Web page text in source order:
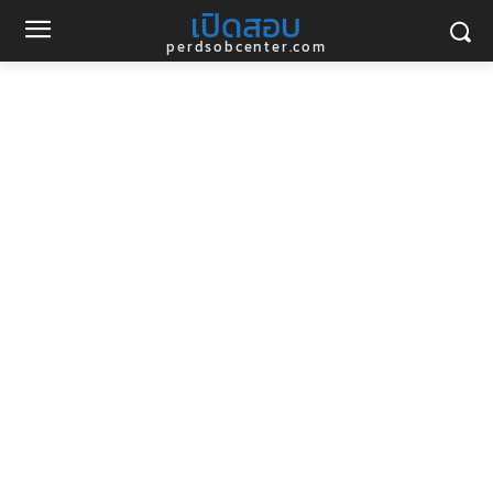
เปิดสอบ
perdsobcenter.com